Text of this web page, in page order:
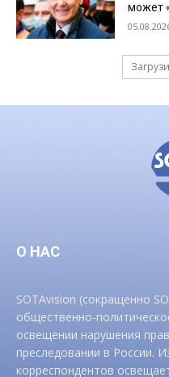
может
О НАС
SOTAvision (сокращенно
общественно-
освещении нарушения
преследовании в России.
корреспондентов